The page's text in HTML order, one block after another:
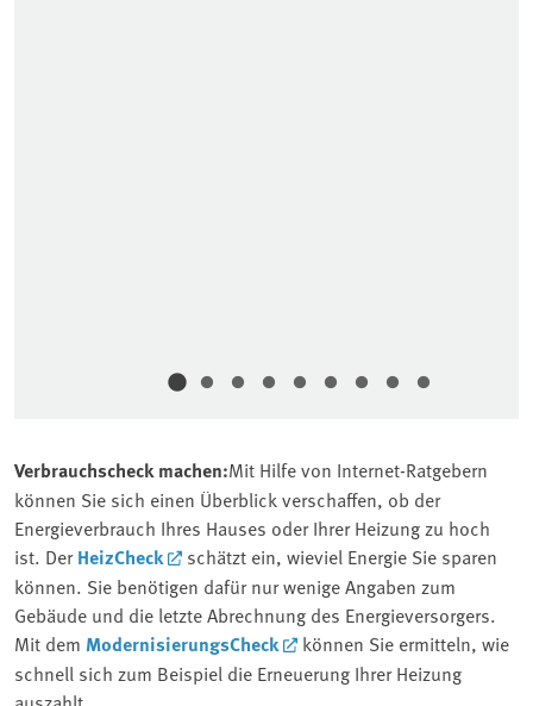
Verbrauchscheck machen:Mit Hilfe von Internet-Ratgebern
können Sie sich einen Überblick verschaffen, ob der
Energieverbrauch Ihres Hauses oder Ihrer Heizung zu hoch
ist. DerHeizCheck
schätzt ein, wieviel Energie Sie sparen
können. Sie benötigen dafür nur wenige Angaben zum
Gebäude und die letzte Abrechnung des Energieversorgers.
Mit dem ModernisierungsCheck
können Sie ermitteln, wie
schnell sich zum Beispiel die Erneuerung Ihrer Heizung